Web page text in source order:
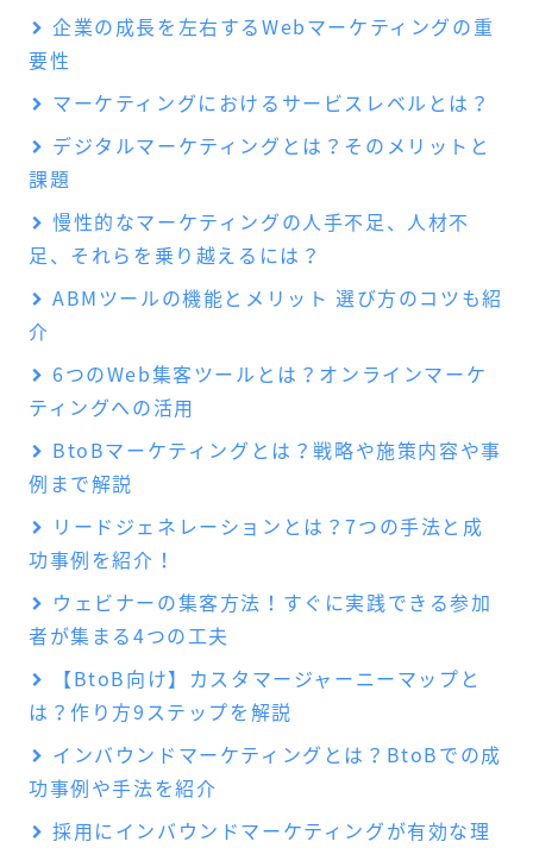
企業の成長を左右するWebマーケティングの重
要性
マーケティングにおけるサービスレベルとは？
デジタルマーケティングとは？そのメリットと
課題
慢性的なマーケティングの人手不足、人材不
足、それらを乗り越えるには？
ABMツールの機能とメリット 選び方のコツも紹
介
6つのWeb集客ツールとは？オンラインマーケ
ティングへの活用
BtoBマーケティングとは？戦略や施策内容や事
例まで解説
リードジェネレーションとは？7つの手法と成
功事例を紹介！
ウェビナーの集客方法！すぐに実践できる参加
者が集まる4つの工夫
【BtoB向け】カスタマージャーニーマップと
は？作り方9ステップを解説
インバウンドマーケティングとは？BtoBでの成
功事例や手法を紹介
採用にインバウンドマーケティングが有効な理